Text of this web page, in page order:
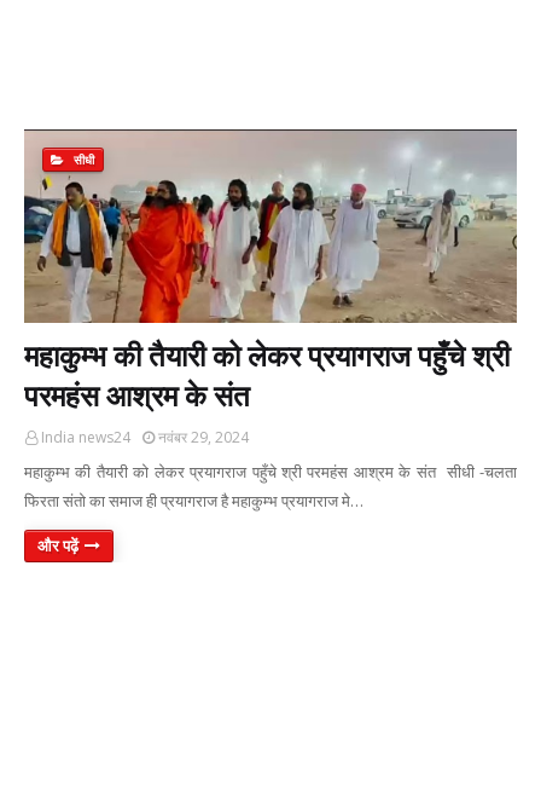
सीधी
महाकुम्भ की तैयारी को लेकर प्रयागराज पहुँचे श्री
परमहंस आश्रम के संत
India news24 नवंबर 29, 2024
महाकुम्भ की तैयारी को लेकर प्रयागराज पहुँचे श्री परमहंस आश्रम के संत सीधी -चलता
फिरता संतो का समाज ही प्रयागराज है महाकुम्भ प्रयागराज मे…
और पढ़ें